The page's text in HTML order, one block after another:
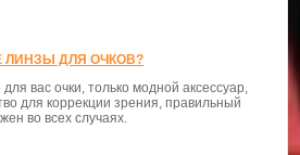
ЛИНЗЫ ДЛЯ ОЧКОВ?
вас очки, только модной аксессуар,
для коррекции зрения, правильный
во всех случаях.